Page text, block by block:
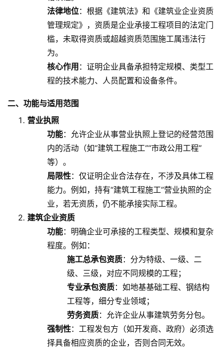
法律地位：根据《建筑法》和《建筑业企业资质
管理规定》，资质是企业承接工程项目的法定门
槛，未取得资质或超越资质范围施工属违法行
为。
核心作用 ：证明企业具备承担特定规模、类型工
程的技术能力、人员配置和设备条件。
二、功能与适用范围
营业执照
功能：允许企业从事营业执照上登记的经营范围
内的活动（如“建筑工程施工”“市政公用工程”
等）。
局限性：仅证明企业合法存在，不涉及具体工程
能力。例如，持有“建筑工程施工”营业执照的企
业，若无资质，仍不能承接实际工程。
建筑企业资质
功能：明确企业可承接的工程类型、规模和复杂
程度。例如：
施工总承包资质：分为特级、一级、二
级、三级，对应不同规模的工程；
专业承包资质：如地基基础工程、钢结构
工程等，细分专业领域；
劳务资质：允许企业从事建筑劳务分包。
强制性：工程发包方（如开发商、政府）必须选
择具备相应资质的企业，否则合同无效。